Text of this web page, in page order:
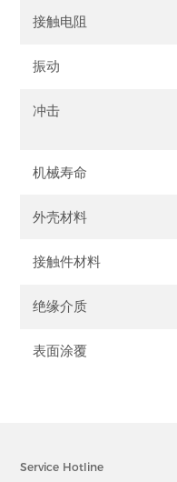
接触电阻
振动
冲击
机械寿命
外壳材料
接触件材料
绝缘介质
表面涂覆
Service Hotline